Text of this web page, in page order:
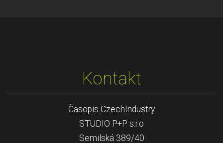
Kontakt
Časopis CzechIndustry
STUDIO P+P s.r.o
Semilská 389/40